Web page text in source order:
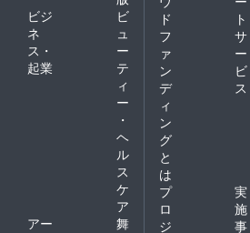
ビジ
ネ
ス・
起業
ビ
ュ
ー
テ
ィ
ー
・
ヘ
ル
ス
ケ
ア
アー
舞
ド
フ
ァ
ン
デ
ィ
ン
グ
と
は
ト
サ
ー
ビ
ス
プ
ロ
ジ
実
施
事